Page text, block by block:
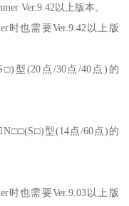
Ver.9.42以上版本。
时也需要Ver.9.42以上版
型(20点/30点/40点)的
型(14点/60点)的
时也需要Ver.9.03以上版